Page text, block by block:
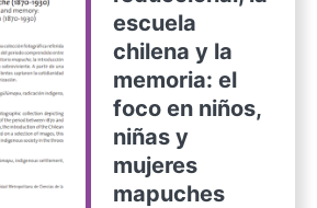
escuela
chilena y la
memoria: el
foco en niños,
niñas y
mujeres
mapuches